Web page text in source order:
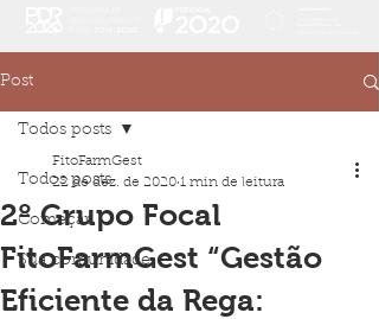
Post
Todos posts
Começar
Sua comunidade
Todos posts
2º Grupo Focal
FitoFarmGest “Gestão
Eficiente da Rega:
FitoFarmGest
22 de dez. de 2020 1 min de leitura